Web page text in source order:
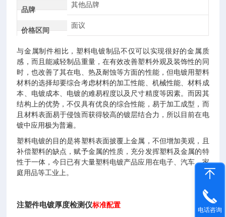
品牌
其他品牌
价格区间
面议
与金属制件相比，塑料电镀制品不仅可以实现很好的金属质
感，而且能减轻制品重量，在有效改善塑料外观及装饰性的同
时，也改善了其在电、热及耐蚀等方面的性能，但电镀用塑料
材料的选择却要综合考虑材料的加工性能、机械性能、材料成
本、电镀成本、电镀的难易程度以及尺寸精度等因素。而因其
结构上的优势，不仅具有优良的综合性能，易于加工成型，而
且材料表面易于侵蚀而获得较高的镀层结合力，所以目前在电
镀中应用极为普遍。
塑料电镀的目的是将塑料表面披覆上金属，不但增加美观，且
补偿塑料的缺点，赋予金属的性质，充分发挥塑料及金属的特
性于一体，今日已有大量塑料电镀产品应用在电子、汽车、家
庭用品等工业上。
注塑件电镀厚度检测仪标准配置
电话咨询